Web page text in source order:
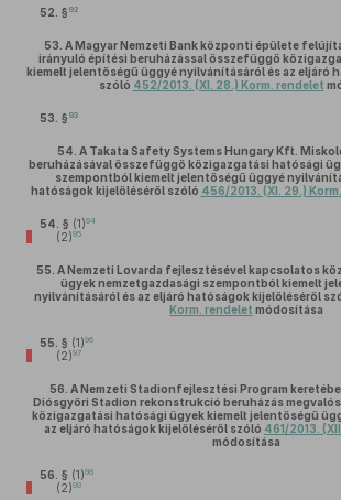
52. § 92
53. A Magyar Nemzeti Bank központi épülete
irányuló építési beruházással összefüggő
kiemelt jelentőségű üggyé nyilvánításáról és az eljáró
szóló 452/2013. (XI. 28.) Korm. rendelet
53. § 93
54. A Takata Safety Systems Hungary Kft.
beruházásával összefüggő közigazgatási hatósági
szempontból kiemelt jelentőségű üggyé
hatóságok kijelöléséről szóló 456/2013. (XI. 29.)
54. § (1)94
(2)95
55. A Nemzeti Lovarda fejlesztésével kapcsolatos
ügyek nemzetgazdasági szempontból kiemelt
nyilvánításáról és az eljáró hatóságok kijelöléséről
Korm. rendelet módosítása
55. § (1)96
(2)97
56. A Nemzeti Stadionfejlesztési Program
Diósgyőri Stadion rekonstrukció beruházás
közigazgatási hatósági ügyek kiemelt jelentőségű
az eljáró hatóságok kijelöléséről szóló 461/2013.
módosítása
56. § (1)98
(2)99